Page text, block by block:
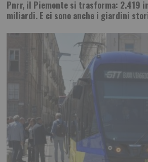
Pnrr, il Piemonte si trasforma: 2.419
miliardi. E ci sono anche i giardini